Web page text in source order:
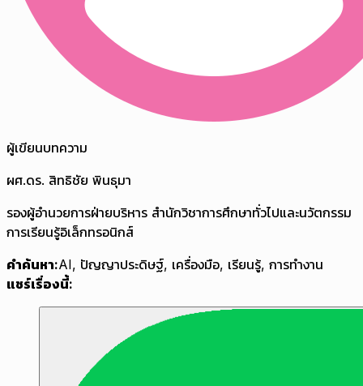
ผู้เขียนบทความ
ผศ.ดร. สิทธิชัย พินธุมา
รองผู้อำนวยการฝ่ายบริหาร สำนักวิชาการศึกษาทั่วไปและนวัตกรรม
การเรียนรู้อิเล็กทรอนิกส์
คำค้นหา:AI, ปัญญาประดิษฐ์, เครื่องมือ, เรียนรู้, การทำงาน
แชร์เรื่องนี้: